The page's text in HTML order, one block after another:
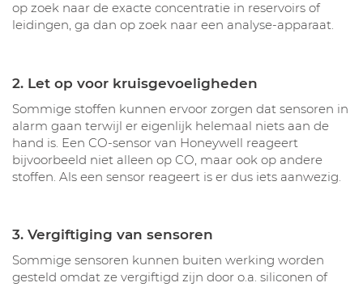
op zoek naar de exacte concentratie in reservoirs of
leidingen, ga dan op zoek naar een analyse-apparaat.
2. Let op voor kruisgevoeligheden
Sommige stoffen kunnen ervoor zorgen dat sensoren in
alarm gaan terwijl er eigenlijk helemaal niets aan de
hand is. Een CO-sensor van Honeywell reageert
bijvoorbeeld niet alleen op CO, maar ook op andere
stoffen. Als een sensor reageert is er dus iets aanwezig.
3. Vergiftiging van sensoren
Sommige sensoren kunnen buiten werking worden
gesteld omdat ze vergiftigd zijn door o.a. siliconen of